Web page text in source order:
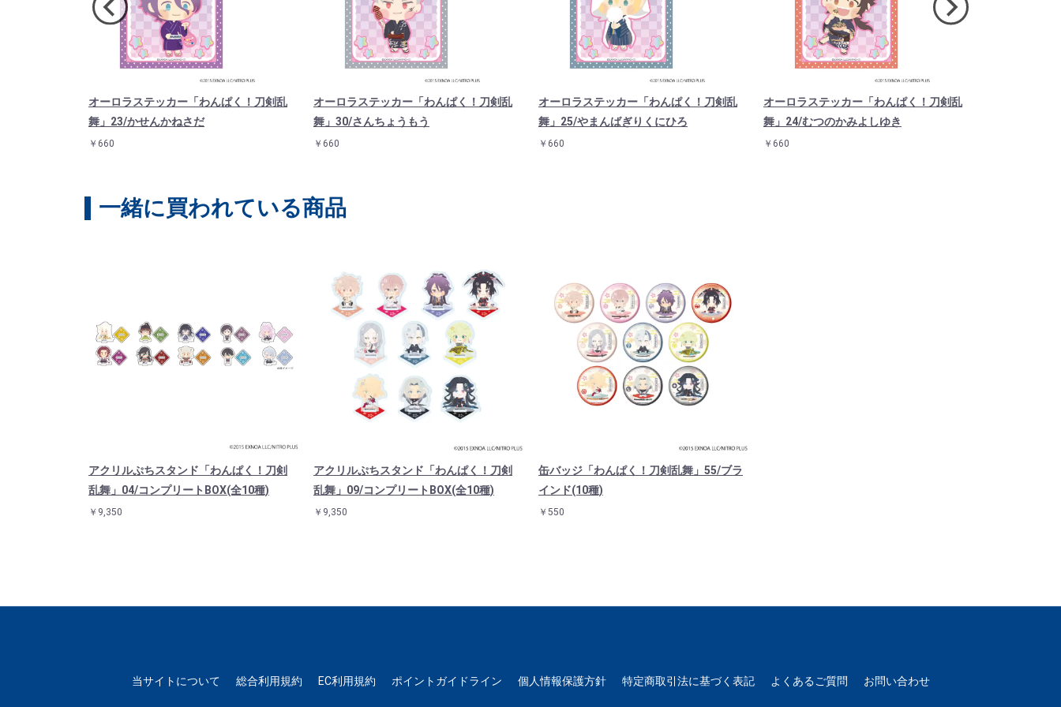
オーロラステッカー「わんぱく！刀剣乱
舞」23/かせんかねさだ
￥660
オーロラステッカー「わんぱく！刀剣乱
舞」30/さんちょうもう
￥660
オーロラステッカー「わんぱく！刀剣乱
舞」25/やまんばぎりくにひろ
￥660
オーロラステッカー「わんぱく！刀剣乱
舞」24/むつのかみよしゆき
￥660
一緒に買われている商品
アクリルぷちスタンド「わんぱく！刀剣
乱舞」04/コンプリートBOX(全10種)
￥9,350
アクリルぷちスタンド「わんぱく！刀剣
乱舞」09/コンプリートBOX(全10種)
￥9,350
缶バッジ「わんぱく！刀剣乱舞」55/ブラ
インド(10種)
￥550
当サイトについて 総合利用規約 EC利用規約 ポイントガイドライン 個人情報保護方針 特定商取引法に基づく表記 よくあるご質問 お問い合わせ